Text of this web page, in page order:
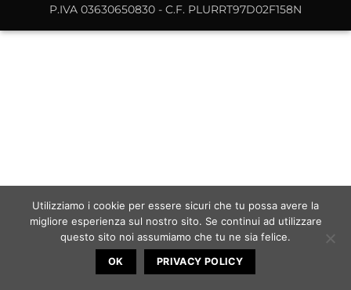
P.IVA 03630650830 - C.F. PLURRT97D02F158N
Utilizziamo i cookie per essere sicuri che tu possa avere la
migliore esperienza sul nostro sito. Se continui ad utilizzare
questo sito noi assumiamo che tu ne sia felice.
OK PRIVACY POLICY